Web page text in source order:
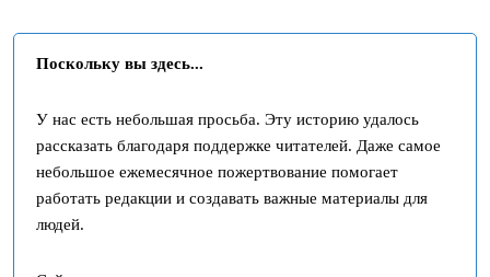
Поскольку вы здесь...
У нас есть небольшая просьба. Эту историю удалось
рассказать благодаря поддержке читателей. Даже самое
небольшое ежемесячное пожертвование помогает
работать редакции и создавать важные материалы для
людей.